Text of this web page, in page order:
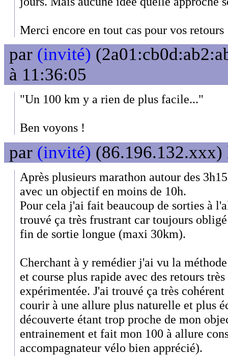
Merci encore en tout cas pour vos retours
par (invité)
à 11:36:05
"Un 100 km y a rien de plus facile..."
Ben voyons !
par (invité) (86.196.132.xxx)
Après plusieurs marathon autour des
avec un objectif en moins de 10h.
Pour cela j'ai fait beaucoup de sorties à
trouvé ça très frustrant car toujours
fin de sortie longue (maxi 30km).
Cherchant à y remédier j'ai vu la
et course plus rapide avec des retours
expérimentée. J'ai trouvé ça très
courir à une allure plus naturelle et plus
découverte étant trop proche de mon
entrainement et fait mon 100 à allure
accompagnateur vélo bien apprécié).